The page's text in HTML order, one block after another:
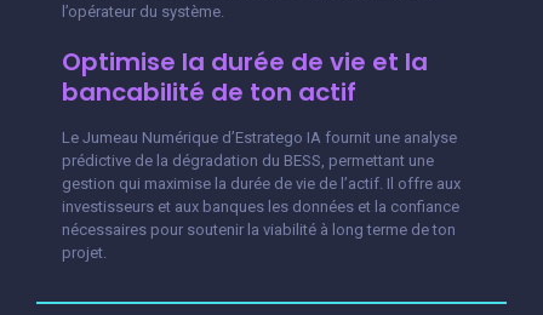
l’opérateur du système.
Optimise la durée de vie et la
bancabilité de ton actif
Le Jumeau Numérique d’Estratego IA fournit une analyse
prédictive de la dégradation du BESS, permettant une
gestion qui maximise la durée de vie de l’actif. Il offre aux
investisseurs et aux banques les données et la confiance
nécessaires pour soutenir la viabilité à long terme de ton
projet.